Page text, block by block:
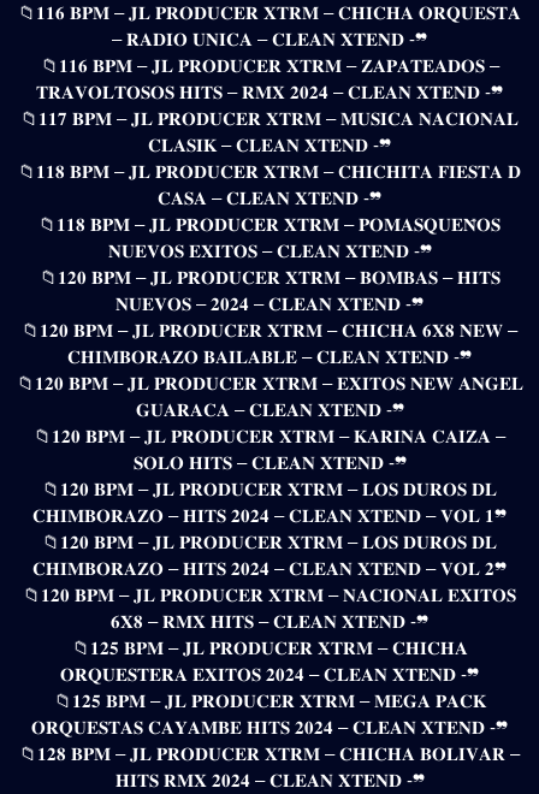
📁𝟏𝟏𝟔 𝐁𝐏𝐌 – 𝐉𝐋 𝐏𝐑𝐎𝐃𝐔𝐂𝐄𝐑 𝐗𝐓𝐑𝐌 – 𝐂𝐇𝐈𝐂𝐇𝐀 𝐎𝐑𝐐𝐔𝐄𝐒𝐓𝐀
– 𝐑𝐀𝐃𝐈𝐎 𝐔𝐍𝐈𝐂𝐀 – 𝐂𝐋𝐄𝐀𝐍 𝐗𝐓𝐄𝐍𝐃 -❞
📁𝟏𝟏𝟔 𝐁𝐏𝐌 – 𝐉𝐋 𝐏𝐑𝐎𝐃𝐔𝐂𝐄𝐑 𝐗𝐓𝐑𝐌 – 𝐙𝐀𝐏𝐀𝐓𝐄𝐀𝐃𝐎𝐒 –
𝐓𝐑𝐀𝐕𝐎𝐋𝐓𝐎𝐒𝐎𝐒 𝐇𝐈𝐓𝐒 – 𝐑𝐌𝐗 𝟐𝟎𝟐𝟒 – 𝐂𝐋𝐄𝐀𝐍 𝐗𝐓𝐄𝐍𝐃 -❞
📁𝟏𝟏𝟕 𝐁𝐏𝐌 – 𝐉𝐋 𝐏𝐑𝐎𝐃𝐔𝐂𝐄𝐑 𝐗𝐓𝐑𝐌 – 𝐌𝐔𝐒𝐈𝐂𝐀 𝐍𝐀𝐂𝐈𝐎𝐍𝐀𝐋
𝐂𝐋𝐀𝐒𝐈𝐊 – 𝐂𝐋𝐄𝐀𝐍 𝐗𝐓𝐄𝐍𝐃 -❞
📁𝟏𝟏𝟖 𝐁𝐏𝐌 – 𝐉𝐋 𝐏𝐑𝐎𝐃𝐔𝐂𝐄𝐑 𝐗𝐓𝐑𝐌 – 𝐂𝐇𝐈𝐂𝐇𝐈𝐓𝐀 𝐅𝐈𝐄𝐒𝐓𝐀 𝐃
𝐂𝐀𝐒𝐀 – 𝐂𝐋𝐄𝐀𝐍 𝐗𝐓𝐄𝐍𝐃 -❞
📁𝟏𝟏𝟖 𝐁𝐏𝐌 – 𝐉𝐋 𝐏𝐑𝐎𝐃𝐔𝐂𝐄𝐑 𝐗𝐓𝐑𝐌 – 𝐏𝐎𝐌𝐀𝐒𝐐𝐔𝐄𝐍̃𝐎𝐒
𝐍𝐔𝐄𝐕𝐎𝐒 𝐄𝐗𝐈𝐓𝐎𝐒 – 𝐂𝐋𝐄𝐀𝐍 𝐗𝐓𝐄𝐍𝐃 -❞
📁𝟏𝟐𝟎 𝐁𝐏𝐌 – 𝐉𝐋 𝐏𝐑𝐎𝐃𝐔𝐂𝐄𝐑 𝐗𝐓𝐑𝐌 – 𝐁𝐎𝐌𝐁𝐀𝐒 – 𝐇𝐈𝐓𝐒
𝐍𝐔𝐄𝐕𝐎𝐒 – 𝟐𝟎𝟐𝟒 – 𝐂𝐋𝐄𝐀𝐍 𝐗𝐓𝐄𝐍𝐃 -❞
📁𝟏𝟐𝟎 𝐁𝐏𝐌 – 𝐉𝐋 𝐏𝐑𝐎𝐃𝐔𝐂𝐄𝐑 𝐗𝐓𝐑𝐌 – 𝐂𝐇𝐈𝐂𝐇𝐀 𝟔𝐗𝟖 𝐍𝐄𝐖 –
𝐂𝐇𝐈𝐌𝐁𝐎𝐑𝐀𝐙𝐎 𝐁𝐀𝐈𝐋𝐀𝐁𝐋𝐄 – 𝐂𝐋𝐄𝐀𝐍 𝐗𝐓𝐄𝐍𝐃 -❞
📁𝟏𝟐𝟎 𝐁𝐏𝐌 – 𝐉𝐋 𝐏𝐑𝐎𝐃𝐔𝐂𝐄𝐑 𝐗𝐓𝐑𝐌 – 𝐄𝐗𝐈𝐓𝐎𝐒 𝐍𝐄𝐖 𝐀𝐍𝐆𝐄𝐋
𝐆𝐔𝐀𝐑𝐀𝐂𝐀 – 𝐂𝐋𝐄𝐀𝐍 𝐗𝐓𝐄𝐍𝐃 -❞
📁𝟏𝟐𝟎 𝐁𝐏𝐌 – 𝐉𝐋 𝐏𝐑𝐎𝐃𝐔𝐂𝐄𝐑 𝐗𝐓𝐑𝐌 – 𝐊𝐀𝐑𝐈𝐍𝐀 𝐂𝐀𝐈𝐙𝐀 –
𝐒𝐎𝐋𝐎 𝐇𝐈𝐓𝐒 – 𝐂𝐋𝐄𝐀𝐍 𝐗𝐓𝐄𝐍𝐃 -❞
📁𝟏𝟐𝟎 𝐁𝐏𝐌 – 𝐉𝐋 𝐏𝐑𝐎𝐃𝐔𝐂𝐄𝐑 𝐗𝐓𝐑𝐌 – 𝐋𝐎𝐒 𝐃𝐔𝐑𝐎𝐒 𝐃𝐋
𝐂𝐇𝐈𝐌𝐁𝐎𝐑𝐀𝐙𝐎 – 𝐇𝐈𝐓𝐒 𝟐𝟎𝟐𝟒 – 𝐂𝐋𝐄𝐀𝐍 𝐗𝐓𝐄𝐍𝐃 – 𝐕𝐎𝐋 𝟏❞
📁𝟏𝟐𝟎 𝐁𝐏𝐌 – 𝐉𝐋 𝐏𝐑𝐎𝐃𝐔𝐂𝐄𝐑 𝐗𝐓𝐑𝐌 – 𝐋𝐎𝐒 𝐃𝐔𝐑𝐎𝐒 𝐃𝐋
𝐂𝐇𝐈𝐌𝐁𝐎𝐑𝐀𝐙𝐎 – 𝐇𝐈𝐓𝐒 𝟐𝟎𝟐𝟒 – 𝐂𝐋𝐄𝐀𝐍 𝐗𝐓𝐄𝐍𝐃 – 𝐕𝐎𝐋 𝟐❞
📁𝟏𝟐𝟎 𝐁𝐏𝐌 – 𝐉𝐋 𝐏𝐑𝐎𝐃𝐔𝐂𝐄𝐑 𝐗𝐓𝐑𝐌 – 𝐍𝐀𝐂𝐈𝐎𝐍𝐀𝐋 𝐄𝐗𝐈𝐓𝐎𝐒
𝟔𝐗𝟖 – 𝐑𝐌𝐗 𝐇𝐈𝐓𝐒 – 𝐂𝐋𝐄𝐀𝐍 𝐗𝐓𝐄𝐍𝐃 -❞
📁𝟏𝟐𝟓 𝐁𝐏𝐌 – 𝐉𝐋 𝐏𝐑𝐎𝐃𝐔𝐂𝐄𝐑 𝐗𝐓𝐑𝐌 – 𝐂𝐇𝐈𝐂𝐇𝐀
𝐎𝐑𝐐𝐔𝐄𝐒𝐓𝐄𝐑𝐀 𝐄𝐗𝐈𝐓𝐎𝐒 𝟐𝟎𝟐𝟒 – 𝐂𝐋𝐄𝐀𝐍 𝐗𝐓𝐄𝐍𝐃 -❞
📁𝟏𝟐𝟓 𝐁𝐏𝐌 – 𝐉𝐋 𝐏𝐑𝐎𝐃𝐔𝐂𝐄𝐑 𝐗𝐓𝐑𝐌 – 𝐌𝐄𝐆𝐀 𝐏𝐀𝐂𝐊
𝐎𝐑𝐐𝐔𝐄𝐒𝐓𝐀𝐒 𝐂𝐀𝐘𝐀𝐌𝐁𝐄 𝐇𝐈𝐓𝐒 𝟐𝟎𝟐𝟒 – 𝐂𝐋𝐄𝐀𝐍 𝐗𝐓𝐄𝐍𝐃 -❞
📁𝟏𝟐𝟖 𝐁𝐏𝐌 – 𝐉𝐋 𝐏𝐑𝐎𝐃𝐔𝐂𝐄𝐑 𝐗𝐓𝐑𝐌 – 𝐂𝐇𝐈𝐂𝐇𝐀 𝐁𝐎𝐋𝐈𝐕𝐀𝐑 –
𝐇𝐈𝐓𝐒 𝐑𝐌𝐗 𝟐𝟎𝟐𝟒 – 𝐂𝐋𝐄𝐀𝐍 𝐗𝐓𝐄𝐍𝐃 -❞